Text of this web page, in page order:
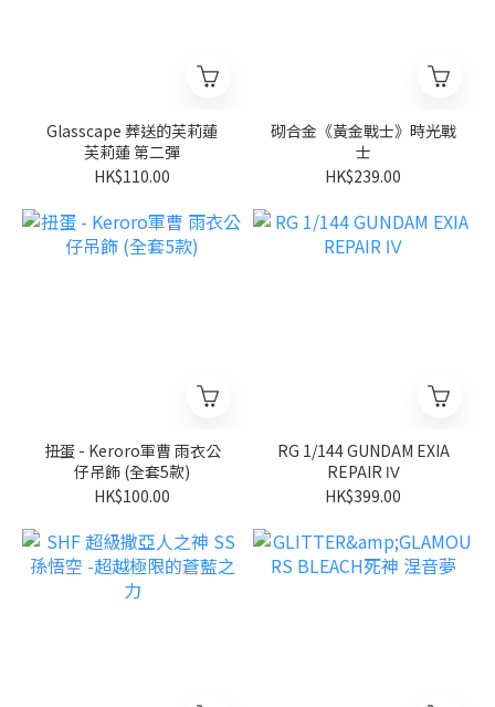
Glasscape 葬送的芙莉蓮
芙莉蓮 第二彈
HK$110.00
砌合金《黃金戰士》時光戰
士
HK$239.00
扭蛋 - Keroro軍曹 雨衣公
仔吊飾 (全套5款)
HK$100.00
RG 1/144 GUNDAM EXIA
REPAIR Ⅳ
HK$399.00